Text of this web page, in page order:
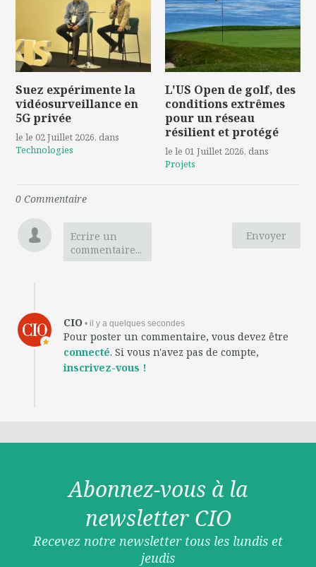
Suez expérimente la
vidéosurveillance en
5G privée
le le 02 Juillet 2026, dans
Technologies
L'US Open de golf, des
conditions extrêmes
pour un réseau
résilient et protégé
le le 01 Juillet 2026, dans
Projets
0 Commentaire
Envoyer
Ecrire un
commentaire...
CIO • il y a quelques secondes
Pour poster un commentaire, vous devez être
connecté. Si vous n'avez pas de compte,
inscrivez-vous !
Abonnez-vous à la
newsletter CIO
Recevez notre newsletter tous les lundis et
jeudis